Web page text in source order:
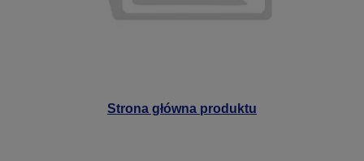
Strona główna produktu